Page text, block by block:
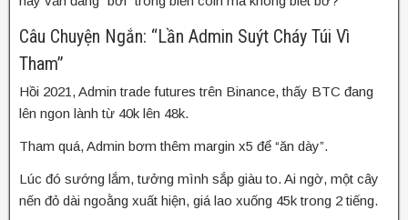
Câu Chuyện Ngắn: “Lần Admin Suýt Cháy Túi Vì
Tham”
Hồi 2021, Admin trade futures trên Binance, thấy BTC đang
lên ngon lành từ 40k lên 48k.
Tham quá, Admin bơm thêm margin x5 để “ăn dày”.
Lúc đó sướng lắm, tưởng mình sắp giàu to. Ai ngờ, một cây
nến đỏ dài ngoằng xuất hiện, giá lao xuống 45k trong 2 tiếng.